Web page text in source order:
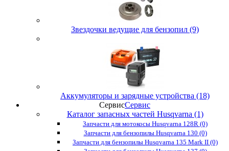
Звездочки ведущие для бензопил (9)
Аккумуляторы и зарядные устройства (18)
СервисСервис
Каталог запасных частей Husqvarna (1)
Запчасти для мотокосы Husqvarna 128R (0)
Запчасти для бензопилы Husqvarna 130 (0)
Запчасти для бензопилы Husqvarna 135 Mark II (0)